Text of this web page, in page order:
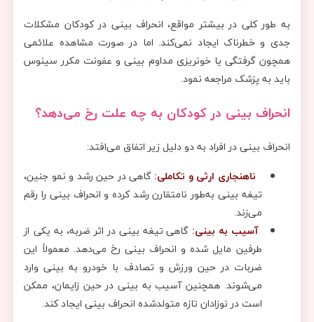
به طور کلی در بیشتر مواقع، انحراف بینی در کودکان مشکلات
جدی و خطرناک ایجاد نمی‌کند. اما در صورت مشاهده علائمی
همچون گرفتگی یا خونریزی مداوم بینی و عفونت مکرر سینوس
باید به پزشک مراجعه نمود.
انحراف بینی در کودکان به چه علت رخ می‌دهد؟
انحراف بینی در افراد به دو دلیل زیر اتفاق می‌افتد:
ناهنجاری ارثی و تکاملی:گاهی در حین رشد و نمو جنین،
تیغه بینی به‌طور نامتقارن رشد کرده و انحراف بینی را رقم
می‌زند.
آسیب به بینی: گاهی تیغه بینی در اثر ضربه، به یکی از
طرفین مایل شده و انحراف بینی رخ می‌دهد. معمولاً این
ضربات در حین ورزش‌ و تصادف با خودرو به بینی وارد
می‌شوند. همچنین آسیب به بینی در حین زایمان، ممکن
است در نوزادان تازه متولدشده انحراف بینی ایجاد کند.